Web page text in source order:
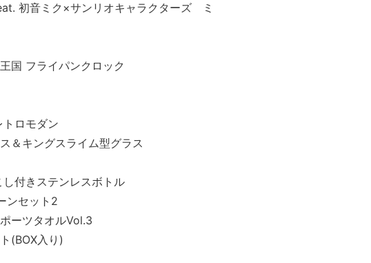
初音ミク×サンリオキャラクターズ ミ
国 フライパンクロック
ロモダン
＆キングスライム型グラス
付きステンレスボトル
ンセット2
ーツタオルVol.3
(BOX入り)